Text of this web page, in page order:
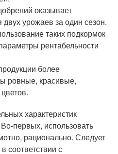
оказывает
урожаев за один сезон.
таких подкормок
рентабельности
более
ровные, красивые,
характеристик
первых, использовать
рационально. Следует
соответствии с